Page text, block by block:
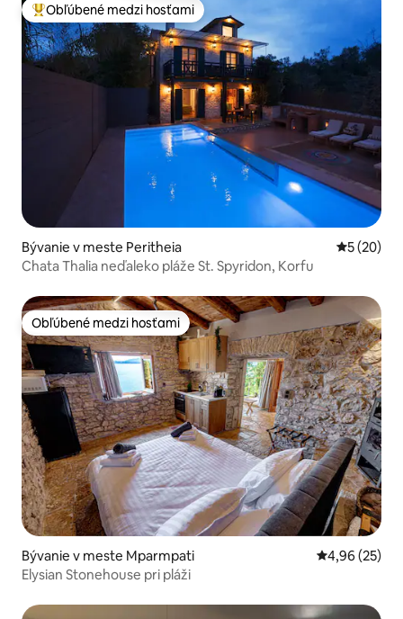
Najobľúbenejšie medzi hosťami
Obľúbené medzi hosťami
Bývanie v meste Peritheia
5 (20)
Chata Thalia neďaleko pláže St. Spyridon, Korfu
Obľúbené medzi hosťami
Obľúbené medzi hosťami
Bývanie v meste Mparmpati Priemerné
4,96 (25)
Elysian Stonehouse pri pláži